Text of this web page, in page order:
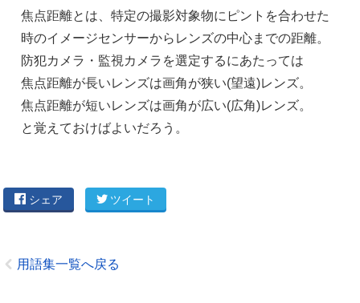
焦点距離とは、特定の撮影対象物にピントを合わせた
時のイメージセンサーからレンズの中心までの距離。
防犯カメラ・監視カメラを選定するにあたっては
焦点距離が長いレンズは画角が狭い(望遠)レンズ。
焦点距離が短いレンズは画角が広い(広角)レンズ。
と覚えておけばよいだろう。
シェア ツイート
用語集一覧へ戻る